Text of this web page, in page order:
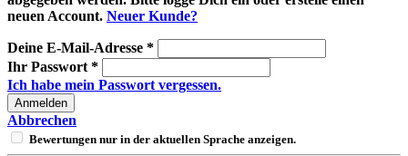
neuen Account. Neuer Kunde?
Deine E-Mail-Adresse *
Ihr Passwort *
Ich habe mein Passwort vergessen.
Anmelden
Abbrechen
Bewertungen nur in der aktuellen Sprache anzeigen.